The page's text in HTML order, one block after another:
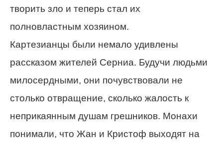
творить зло и теперь стал их
полновластным хозяином.
Картезианцы были немало удивлены
рассказом жителей Серниа. Будучи людьми
милосердными, они почувствовали не
столько отвращение, сколько жалость к
неприкаянным душам грешников. Монахи
понимали, что Жан и Кристоф выходят на